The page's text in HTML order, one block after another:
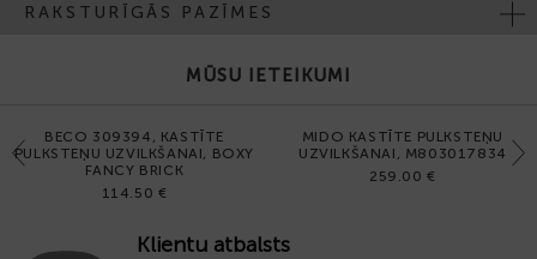
RAKSTURĪGĀS PAZĪMES
MŪSU IETEIKUMI
Previous
BECO 309394, KASTĪTE
PULKSTEŅU UZVILKŠANAI, BOXY
FANCY BRICK
114.50 €
MIDO KASTĪTE PULKSTEŅU
UZVILKŠANAI, M803017834
259.00 €
Next
Klientu atbalsts